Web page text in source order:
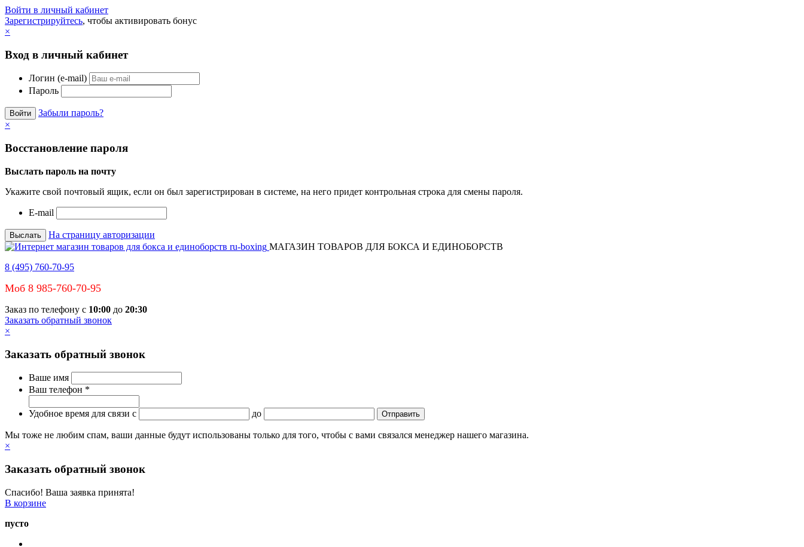
Войти в личный кабинет
Зарегистрируйтесь, чтобы активировать бонус
×
Вход в личный кабинет
Логин (e-mail)
Пароль
Забыли пароль?
×
Восстановление пароля
Выслать пароль на почту
Укажите свой почтовый ящик, если он был зарегистрирован в системе, на него придет контрольная строка для смены пароля.
E-mail
На страницу авторизации
МАГАЗИН ТОВАРОВ ДЛЯ БОКСА И ЕДИНОБОРСТВ
8 (495) 760-70-95
Моб 8 985-760-70-95
Заказ по телефону с 10:00 до 20:30
Заказать обратный звонок
×
Заказать обратный звонок
Ваше имя
Ваш телефон *
Удобное время для связи c до
Мы тоже не любим спам, ваши данные будут использованы только для того, чтобы с вами связался менеджер нашего магазина.
×
Заказать обратный звонок
Спасибо! Ваша заявка принята!
В корзине
пусто